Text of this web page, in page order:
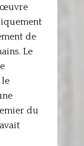
œuvre
de
Le
le
du